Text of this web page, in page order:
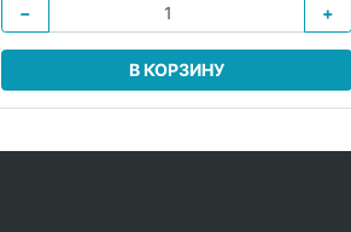
−
+
В КОРЗИНУ